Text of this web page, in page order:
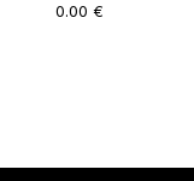
0.00 €